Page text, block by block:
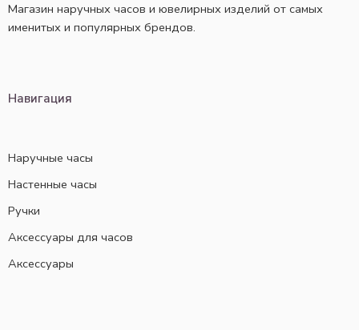
Магазин наручных часов и ювелирных изделий от самых
именитых и популярных брендов.
Навигация
Наручные часы
Настенные часы
Ручки
Аксессуары для часов
Аксессуары